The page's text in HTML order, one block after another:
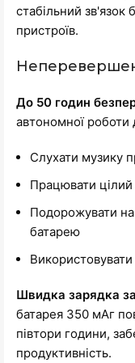
стабільний зв'язок
пристроїв.
До 50 годин
автономної роботи
Слухати музику
Працювати
Подорожувати на
батарею
Використовувати
Швидка зарядка
батарея 350 мАг
півтори години,
продуктивність.